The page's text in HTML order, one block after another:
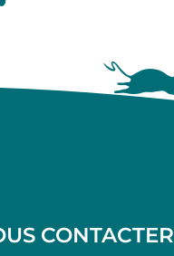
CONTACTER